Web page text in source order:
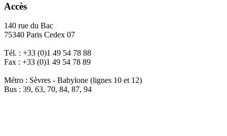
Accès
140 rue du Bac
75340 Paris Cedex 07
Tél. : +33 (0)1 49 54 78 88
Fax : +33 (0)1 49 54 78 89
Métro : Sèvres - Babylone (lignes 10 et 12)
Bus : 39, 63, 70, 84, 87, 94